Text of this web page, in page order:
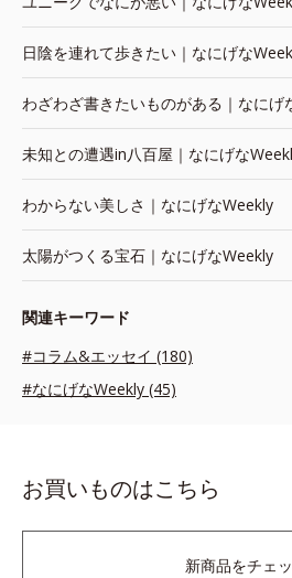
日陰を連れて歩きたい｜なにげな
わざわざ書きたいものがある｜なにげ
未知との遭遇in八百屋｜なにげな
わからない美しさ｜なにげなWeekly
太陽がつくる宝石｜なにげなWeekly
関連キーワード
#コラム&エッセイ (180)
#なにげなWeekly (45)
お買いものはこちら
新商品をチェ